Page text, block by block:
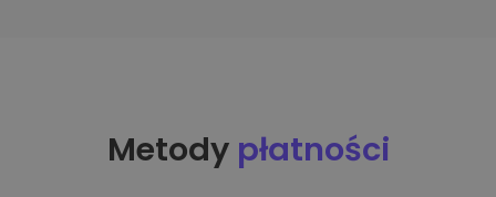
Metody płatności